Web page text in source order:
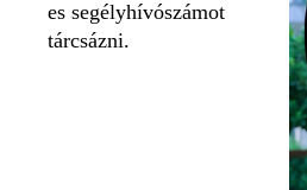
es segélyhívószámot
tárcsázni.